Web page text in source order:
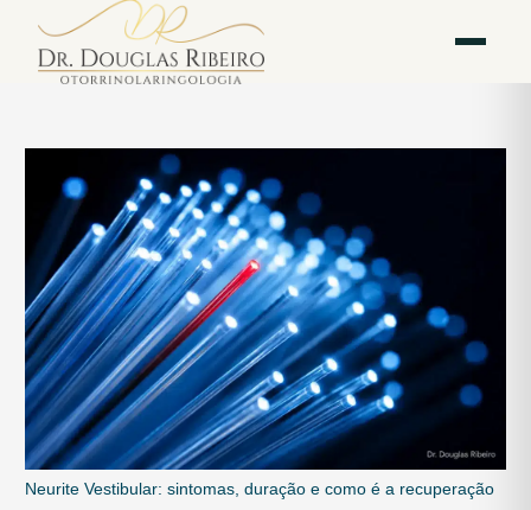
Mariana
Av. Paulista — Bela
Vista
Neurite Vestibular: sintomas, duração e como é a recuperação